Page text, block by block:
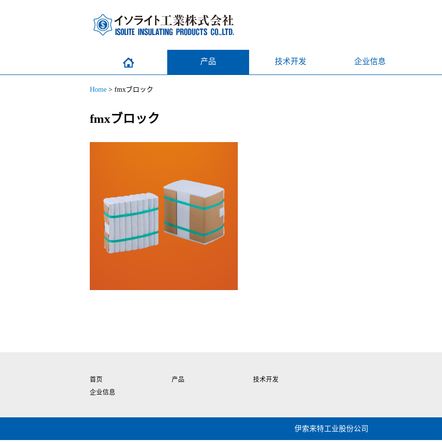
产品 技术开发 企业信息
Home > fmxブロック
fmxブロック
首页 产品
技术开发
企业信息
伊索来特工业股份公司